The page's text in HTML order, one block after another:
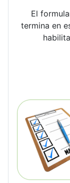
El
termina en